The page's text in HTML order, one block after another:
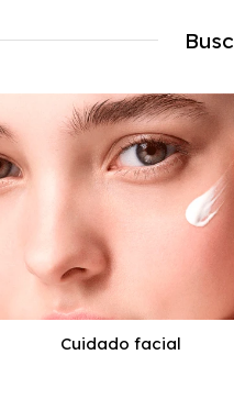
Cuidado facial